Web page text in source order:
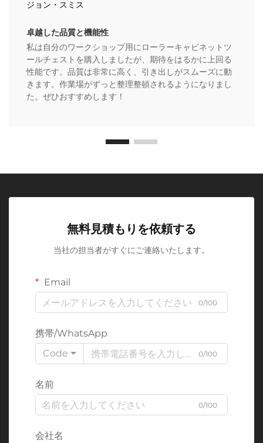
ジョン・スミス
卓越した品質と機能性
私は自分のワークショップ用にローラーキャビネットツ
ールチェストを購入しましたが、期待をはるかに上回る
性能です。品質は非常に高く、引き出しがスムーズに動
きます。作業場がずっと整理整頓されるようになりまし
た。ぜひおすすめします！
無料見積もりを依頼する
当社の担当者がすぐにご連絡いたします。
Email
0/100
携帯/WhatsApp
Code
0/100
名前
0/100
会社名